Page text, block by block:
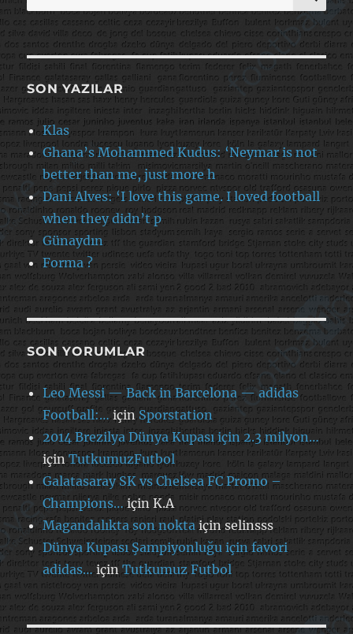
SON YAZILAR
Klas
Ghana’s Mohammed Kudus: ‘Neymar is not
better than me, just more h
Dani Alves: ‘I love this game. I loved football
when they didn’t p
Günaydın
Forma ?
SON YORUMLAR
Leo Messi — Back in Barcelona — adidas
Football:… için Sporstation
2014 Brezilya Dünya Kupası için 2.3 milyon…
içinTutkumuzFutbol
Galatasaray SK vs Chelsea FC Promo –
Champions…içinK.A
Magandalıkta son nokta içinselinsss
Dünya Kupası Şampiyonluğu için favori
adidas…içinTutkumuz Futbol